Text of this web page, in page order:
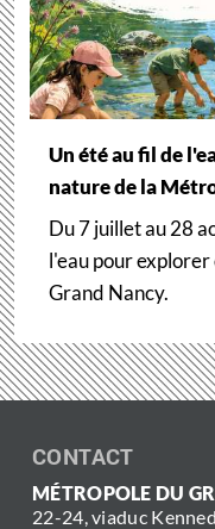
Un été au fil de
nature de la
Du 7 juillet au 28
l'eau pour
Grand Nancy.
CONTACT
MÉTROPOLE DU
22-24, viaduc